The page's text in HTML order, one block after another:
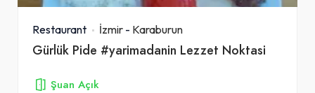
Restaurant İzmir - Karaburun
Gürlük Pide #yarimadanin Lezzet Noktasi
Şuan Açık